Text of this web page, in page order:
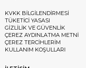
KVKK BİLGİLENDİRMESİ
TÜKETİCİ YASASI
GİZLİLİK VE GÜVENLİK
ÇEREZ AYDINLATMA METNİ
ÇEREZ TERCİHLERİM
KULLANIM KOŞULLARI